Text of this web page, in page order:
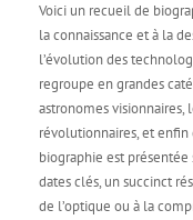
Voici un recueil de
la connaissance et à la
l’évolution des
regroupe en grandes
astronomes
révolutionnaires, et enfin
biographie est
dates clés, un succinct
de l’optique ou à la